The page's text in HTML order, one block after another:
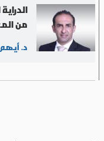
من
د.